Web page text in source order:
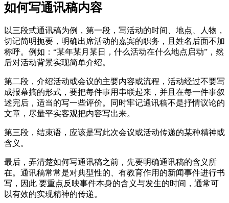
如何写通讯稿内容
以三段式通讯稿为例，第一段，写活动的时间、地点、人物，
切记简明扼要，明确出席活动的嘉宾的职务，且姓名后面不加
称呼。例如：“某年某月某日，什么活动在什么地点启动”，然
后对活动背景实现简单介绍。
第二段，介绍活动或会议的主要内容或流程，活动经过不要写
成报幕搞的形式，要把每件事用串联起来，并且在每一件事叙
述完后，适当的写一些评价。同时牢记通讯稿不是抒情议论的
文章，尽量平实客观把内容写出来。
第三段，结束语，应该是写此次会议或活动传递的某种精神或
含义。
最后，弄清楚如何写通讯稿之前，先要明确通讯稿的含义所
在。通讯稿常常是对典型性的、有教育作用的新闻事件进行书
写，因此 要重点反映事件本身的含义与发生的时间，通常可
以有效的实现精神的传递。